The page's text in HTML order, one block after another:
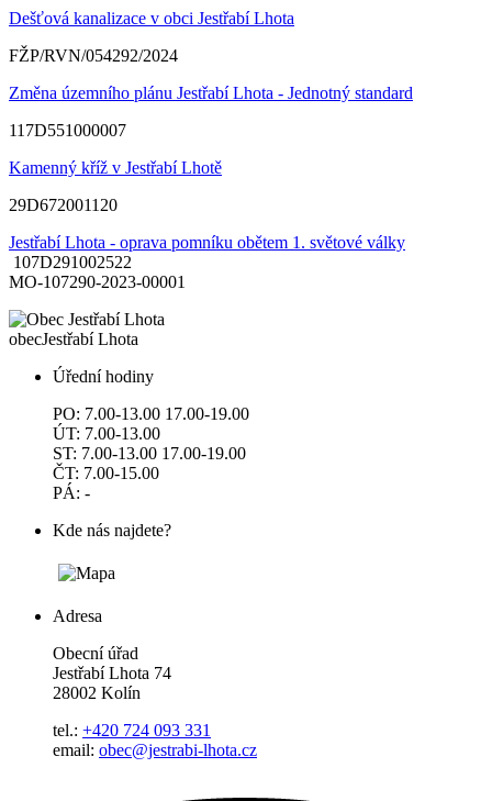
Dešťová kanalizace v obci Jestřabí Lhota
FŽP/RVN/054292/2024
Změna územního plánu Jestřabí Lhota - Jednotný standard
117D551000007
Kamenný kříž v Jestřabí Lhotě
29D672001120
Jestřabí Lhota - oprava pomníku obětem 1. světové války
107D291002522
MO-107290-2023-00001
obecJestřabí Lhota
Úřední hodiny
PO: 7.00-13.00 17.00-19.00
ÚT: 7.00-13.00
ST: 7.00-13.00 17.00-19.00
ČT: 7.00-15.00
PÁ: -
Kde nás najdete?
Adresa
Obecní úřad
Jestřabí Lhota 74
28002 Kolín
tel.: +420 724 093 331
email: obec@jestrabi-lhota.cz